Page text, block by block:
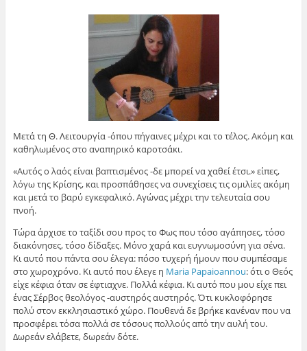
Μετά τη Θ. Λειτουργία -όπου πήγαινες μέχρι και το τέλος. Ακόμη και
καθηλωμένος στο αναπηρικό καροτσάκι.
«Αυτός ο λαός είναι βαπτισμένος -δε μπορεί να χαθεί έτσι.» είπες,
λόγω της Κρίσης, και προσπάθησες να συνεχίσεις τις ομιλίες ακόμη
και μετά το βαρύ εγκεφαλικό. Αγώνας μέχρι την τελευταία σου
πνοή.
Τώρα άρχισε το ταξίδι σου προς το Φως που τόσο αγάπησες, τόσο
διακόνησες, τόσο δίδαξες. Μόνο χαρά και ευγνωμοσύνη για σένα.
Κι αυτό που πάντα σου έλεγα: πόσο τυχερή ήμουν που συμπέσαμε
στο χωροχρόνο. Κι αυτό που έλεγε η Maria Papaioannou: ότι ο Θεός
είχε κέφια όταν σε έφτιαχνε. Πολλά κέφια. Κι αυτό που μου είχε πει
ένας Σέρβος θεολόγος -αυστηρός αυστηρός. Ότι κυκλοφόρησε
πολύ στον εκκλησιαστικό χώρο. Πουθενά δε βρήκε κανέναν που να
προσφέρει τόσα πολλά σε τόσους πολλούς από την αυλή του.
Δωρεάν ελάβετε, δωρεάν δότε.